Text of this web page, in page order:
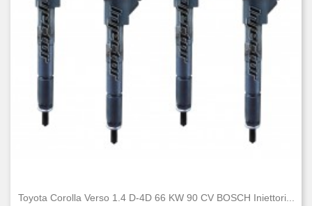
Toyota Corolla Verso 1.4 D-4D 66 KW 90 CV BOSCH Iniettori...